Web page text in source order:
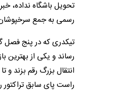
تحویل باشگاه نداده،
رسمی به جمع
تیکدری که در پنج فصل
رساند و یکی از بهترین
انتقال بزرگ رقم بزند
راست پای سابق تراکتور